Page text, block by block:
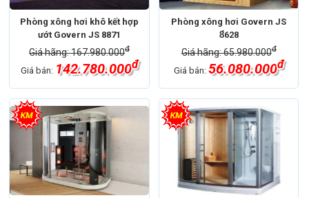
Phòng xông hơi khô kết hợp
ướt Govern JS 8871
Giá hãng: 167.980.000đ
Giá bán: 142.780.000đ
Phòng xông hơi Govern JS
8̉628
Giá hãng: 65.980.000đ
Giá bán: 56.080.000đ